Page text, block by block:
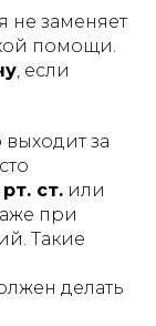
заменяет
помощи.
, если
за
ст. или
при
Такие
делать